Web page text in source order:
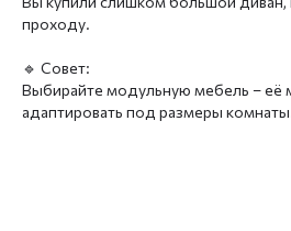
проходу.
🔹 Совет:
Выбирайте модульную мебель – её
адаптировать под размеры